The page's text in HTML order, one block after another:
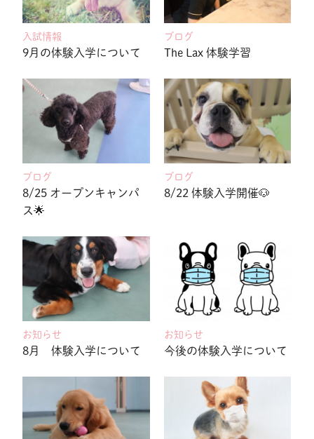
入試情報
9月の体験入学について
ブログ
The Lax 体験学習
ブログ
8/25 オープンキャンパ
ス🌟
ブログ
8/22 体験入学開催🐶
お知らせ
8月 体験入学について
お知らせ
今後の体験入学について